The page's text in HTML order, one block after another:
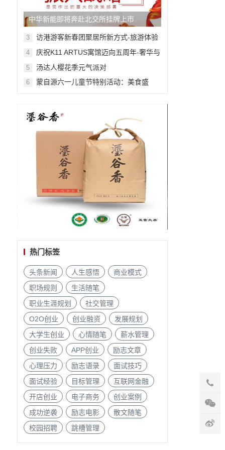
中华新能即将奔赴北交所挂牌上市
3
访港游客新春团聚居所新方式-旅游体验
4
庆祝K11 ARTUS寓馆迈向五周年-奢华与
5 汤达人樱花季元气派对
6
蒙自源六一儿童节特别活动：美食盛
热门标签
头条新闻 人生感悟
商业模式
职场规则
生活随笔
职业生涯规划
社交管理
O2O创业
创业融资
发展规划
大学生创业
心情随笔
薪水管理
创业失败
APP创业
励志文章
心理压力
励志语录
面试技巧
面试经验
目标管理
互联网金融
开店创业
电子商务
创业案例
成功逆袭
励志电影
散文随笔
校园招聘
跳槽管理